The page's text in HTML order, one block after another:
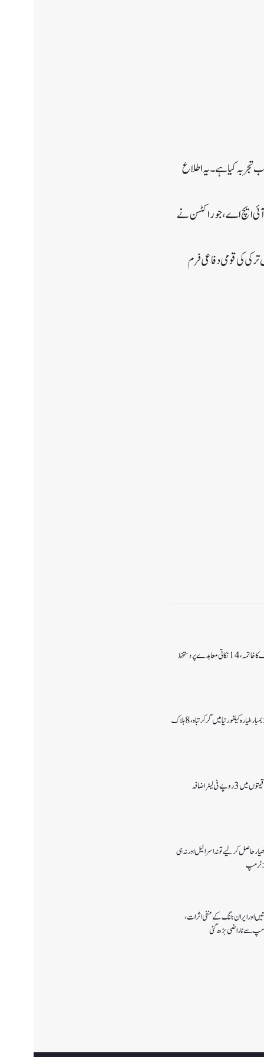
تجربہ کیا ہے۔یہ اطلاع
بلس آئی سے 100 کلومیٹر (62 میل) کے فاصلے پر بیرکتار اکینسی نے ترکی کا پہلا سپرسونک میزائل ٹی آر جی230 آئی ایچ اے، جو راکٹسن نے
کامیاب تجربہ بیرکتار اکنسی حملہ آور ڈرون نے کیا تھا۔ ایل جی کے-82 میزائل ترکی کی قومی دفاعی فرم
معاہدے پر دستخط
فی لیٹر اضافہ
حاصل کرلیے تو نہ اسرائیل اور نہ ہی
اور ایران جنگ کے منفی اثرات ،
سے ناراضی بڑھ گئی